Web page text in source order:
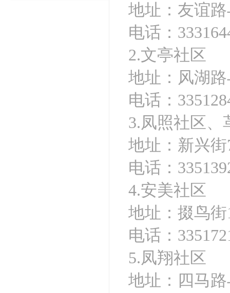
地址：友谊
电话：
2.文亭社区
地址：风湖
电话：
3.凤照社区、
地址：新兴街
电话：
4.安美社区
地址：掇鸟街
电话：
5.凤翔社区
地址：四马